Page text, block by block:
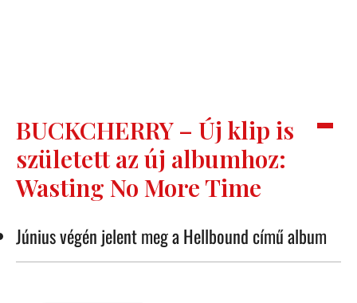
BUCKCHERRY – Új klip is
született az új albumhoz:
Wasting No More Time
Június végén jelent meg a Hellbound című album